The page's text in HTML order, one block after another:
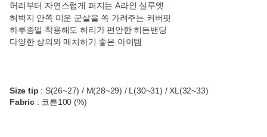
허리부터 자연스럽게 퍼지는 A라인 실루엣
허벅지 안쪽 미운 군살을 쏙 가려주는 커버핏
하루종일 착용해도 허리가 편안한 히든밴딩
다양한 상의와 매치하기 좋은 아이템
Size tip : S(26~27) / M(28~29) / L(30~31) / XL(32~33)
Fabric: 코튼100 (%)